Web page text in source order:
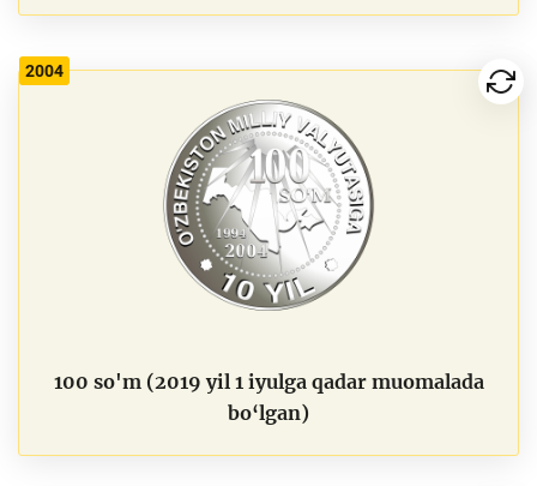
100 so'm (2019 yil 1 iyulga qadar muomalada
bo‘lgan)
2004